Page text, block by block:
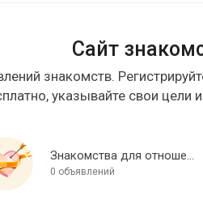
Сайт
знакомств.
указывайте свои
Знакомства для отношений
0 объявлений